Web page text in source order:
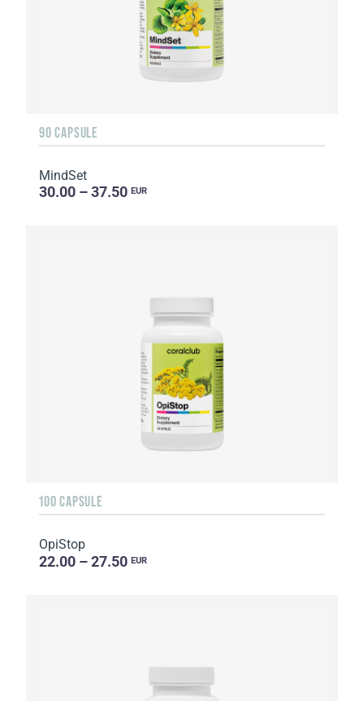
90 CAPSULE
MindSet
30.00 – 37.50 EUR
100 CAPSULE
OpiStop
22.00 – 27.50 EUR